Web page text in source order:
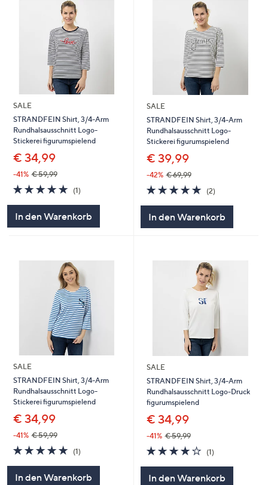
SALE
STRANDFEIN Shirt, 3/4-Arm
Rundhalsausschnitt Logo-
Stickerei figurumspielend
€ 34,99
-41% € 59,99
5.0
von
(1)1
In den Warenkorb
SALE
STRANDFEIN Shirt, 3/4-Arm
Rundhalsausschnitt Logo-
Stickerei figurumspielend
€ 39,99
-42% € 69,99
5.0
von
(2)2
In den Warenkorb
SALE
STRANDFEIN Shirt, 3/4-Arm
Rundhalsausschnitt Logo-
Stickerei figurumspielend
€ 34,99
-41% € 59,99
5.0
von
(1)1
In den Warenkorb
SALE
STRANDFEIN Shirt, 3/4-Arm
Rundhalsausschnitt Logo-Druck
figurumspielend
€ 34,99
-41% € 59,99
4.0
von
(1)1
In den Warenkorb